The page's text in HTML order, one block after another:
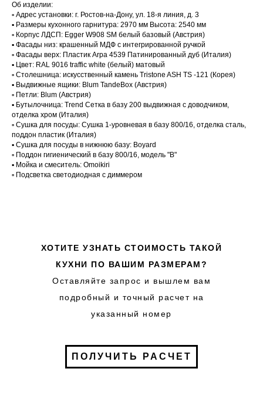
Об изделии:
▫️ Адрес установки: г. Ростов-на-Дону, ул. 18-я линия, д. 3
▪️ Размеры кухонного гарнитура: 2970 мм Высота: 2540 мм
▫️ Корпус ЛДСП: Egger W908 SM белый базовый (Австрия)
▪️ Фасады низ: крашенный МДФ с интегрированной ручкой
▫️ Фасады верх: Пластик Arpa 4539 Патинированный дуб (Италия)
▪️ Цвет: RAL 9016 traffic white (белый) матовый
▫️ Столешница: искусственный камень Tristone ASH TS -121 (Корея)
▪️ Выдвижные ящики: Blum TandeBox (Австрия)
▫️ Петли: Blum (Австрия)
▪️ Бутылочница: Trend Сетка в базу 200 выдвижная с доводчиком,
отделка хром (Италия)
▫️ Сушка для посуды: Сушка 1-уровневая в базу 800/16, отделка сталь,
поддон пластик (Италия)
▪️ Сушка для посуды в нижнюю базу: Boyard
▫️ Поддон гигиенический в базу 800/16, модель "B"
▪️ Мойка и смеситель: Omoikiri
▫️ Подсветка светодиодная с диммером
ПОЛУЧИТЬ РАСЧЕТ
ХОТИТЕ УЗНАТЬ СТОИМОСТЬ ТАКОЙ
КУХНИ ПО ВАШИМ РАЗМЕРАМ?
Оставляйте запрос и вышлем вам
подробный и точный расчет на
указанный номер